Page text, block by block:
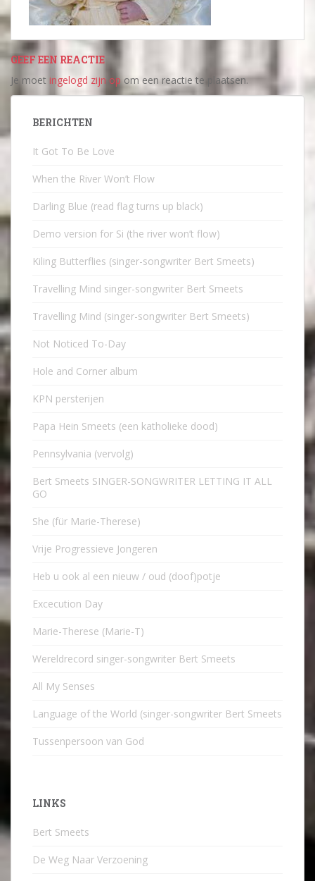
GEEF EEN REACTIE
Je moet ingelogd zijn opom een reactie te plaatsen.
BERICHTEN
It Got To Be Love
When the River Won’t Flow
Darling Blue (read flag turns up black)
Demo version for Si (the river won’t flow)
Kiling Butterflies (singer-songwriter Bert Smeets)
Travelling Mind singer-songwriter Bert Smeets
Travelling Mind (singer-songwriter Bert Smeets)
Not Noticed To-Day
Hole and Corner album
KPN persterijen
Papa Hein Smeets (een katholieke dood)
Pennsylvania (vervolg)
Bert Smeets SINGER-SONGWRITER LETTING IT ALL
GO
She (für Marie-Therese)
Vrije Progressieve Jongeren
Heb u ook al een nieuw / oud (doof)potje
Excecution Day
Marie-Therese (Marie-T)
Wereldrecord singer-songwriter Bert Smeets
All My Senses
Language of the World (singer-songwriter Bert Smeets
Tussenpersoon van God
LINKS
Bert Smeets
De Weg Naar Verzoening